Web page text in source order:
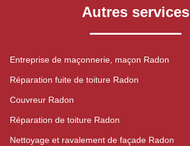
Autres services
Entreprise de maçonnerie, maçon Radon
Réparation fuite de toiture Radon
Couvreur Radon
Réparation de toiture Radon
Nettoyage et ravalement de façade Radon